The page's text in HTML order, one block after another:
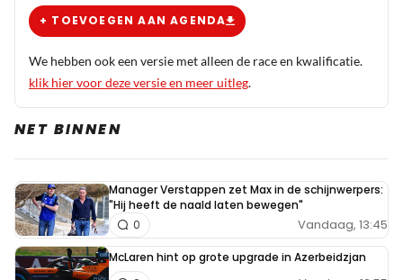
9 juni 16:38
Vooral dat laatste, een genot om naar te kijken, geen
geklaag als iets niet lukt, hoewel hij tot nu toe weinig
te klagen heeft. Maar de druk die hij naast een 7
voudig kampioen weerstaat, tot 2 maal tijdens een
safetycar dan nogmaals een staande start met Lewis
Lonsaw
9 juni 18:58
Nou ja, Kimmi was rondenlang aan het zeuren en
klagen toen Russel hem twee keer liet staan in
+ TOEVOEGEN AAN AGENDA
We hebben ook een versie met alleen de race en kwalificatie.
klik hier voor deze versie en meer uitleg.
NET BINNEN
Manager Verstappen zet Max in de schijnwerpers:
"Hij heeft de naald laten bewegen"
Vandaag, 13:45
0
McLaren hint op grote upgrade in Azerbeidzjan